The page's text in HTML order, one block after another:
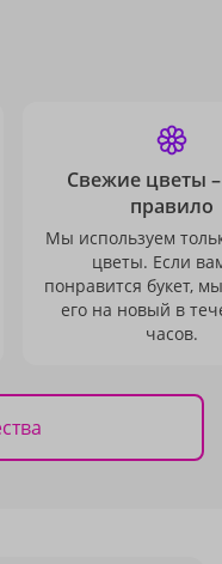
Свежие цветы
правило
Мы используем
цветы. Если
понравится букет,
его на новый в
часов.